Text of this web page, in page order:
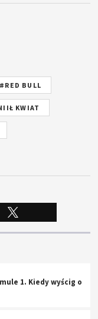
#RED BULL
KWIAT
1. Kiedy wyścig o